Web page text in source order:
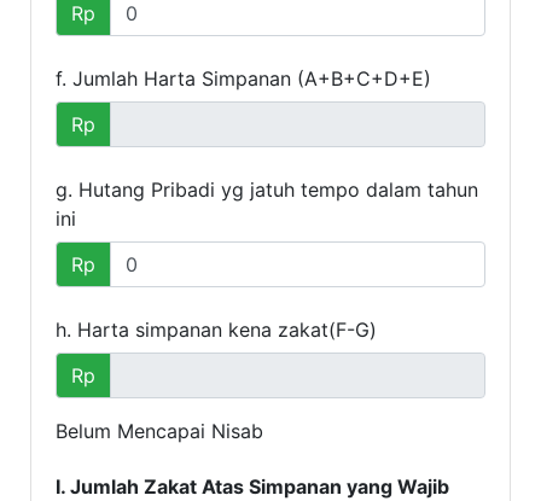
Rp
f. Jumlah Harta Simpanan (A+B+C+D+E)
Rp
g. Hutang Pribadi yg jatuh tempo dalam tahun
ini
Rp
h. Harta simpanan kena zakat(F-G)
Rp
Belum Mencapai Nisab
I. Jumlah Zakat Atas Simpanan yang Wajib